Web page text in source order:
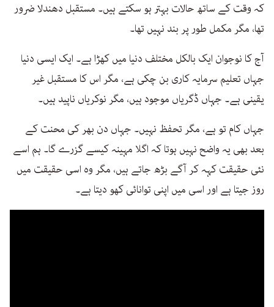
کہ وقت کے ساتھ حالات بہتر ہو سکتے ہیں۔ مستقبل دھندلا ضرور
تھا، مگر مکمل طور پر بند نہیں تھا۔
آج کا نوجوان ایک بالکل مختلف دنیا میں کھڑا ہے۔ ایک ایسی دنیا
جہاں تعلیم سرمایہ کاری بن چکی ہے، مگر اس کا مستقبل غیر
یقینی ہے۔ جہاں ڈگریاں موجود ہیں، مگر نوکریاں ناپید ہیں۔
جہاں کام تو ہے، مگر تحفظ نہیں۔ جہاں دن بھر کی محنت کے
بعد بھی یہ واضح نہیں ہوتا کہ اگلا مہینہ کیسے گزرے گا۔ ہم اسے
نئی حقیقت کہہ کر آگے بڑھ جاتے ہیں، مگر وہ اسی حقیقت میں
روز جیتا ہے اور اسی میں اپنی توانائی کھو دیتا ہے۔